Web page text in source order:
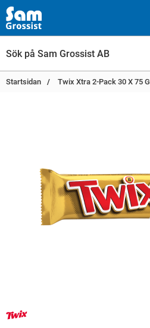
Startsidan Twix Xtra 2-Pack 30 X 75 G